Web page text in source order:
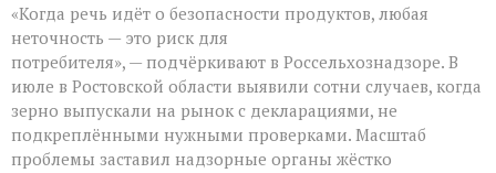
под
Ростовской
области
вскрыли
массовые
нарушения
декларирования
«Когда речь идёт о безопасности продуктов, любая
неточность — это риск для
потребителя», — подчёркивают в Россельхознадзоре. В
июле в Ростовской области выявили сотни случаев, когда
зерно выпускали на рынок с декларациями, не
подкреплёнными нужными проверками. Масштаб
проблемы заставил надзорные органы жёстко